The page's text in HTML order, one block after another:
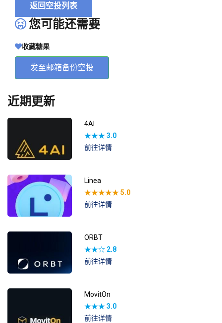
返回空投列表
您可能还需要
收藏糖果
发至邮箱备份空投
近期更新
4AI
★★★3.0
前往详情
Linea
★★★★★5.0
前往详情
ORBT
★★☆ 2.8
前往详情
MovitOn
★★★3.0
前往详情